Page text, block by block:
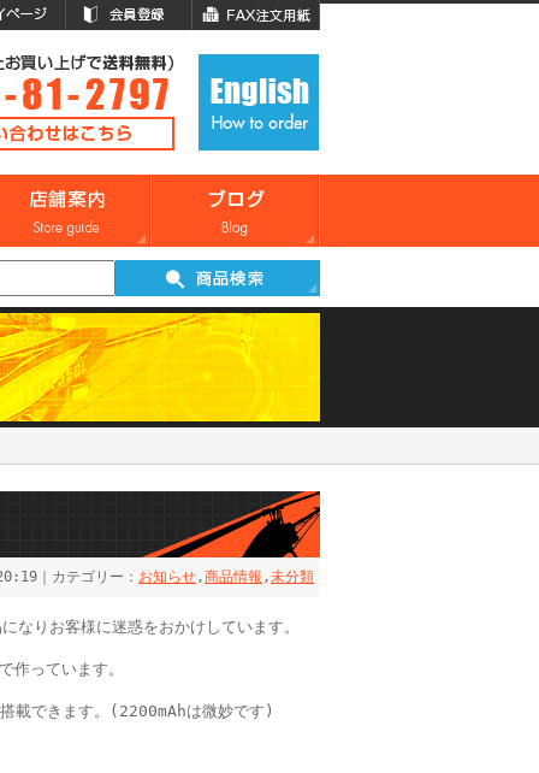
｜カテゴリー： お知らせ,商品情報 ,未分類
なりお客様に迷惑をおかけしています。
作っています。
載できます。(2200mAhは微妙です)